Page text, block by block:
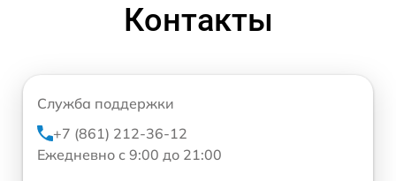
Контакты
Служба поддержки
+7 (861) 212-36-12
Ежедневно с 9:00 до 21:00